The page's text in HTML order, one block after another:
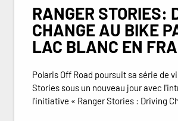
RANGER STORIES:
CHANGE AU BIKE
LAC BLANC EN
Polaris Off Road poursuit sa série de
Stories sous un nouveau jour avec
l'initiative « Ranger Stories : Driving